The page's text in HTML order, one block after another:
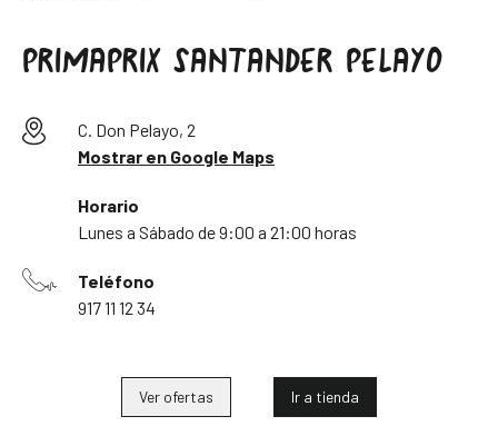
PRIMAPRIX SANTANDER PELAYO
C. Don Pelayo, 2
Mostrar en Google Maps
Horario
Lunes a Sábado de 9:00 a 21:00 horas
Teléfono
917 11 12 34
Ver ofertas Ir a tienda